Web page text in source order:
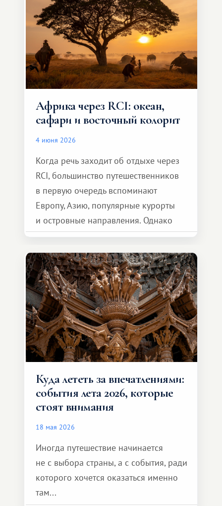
и запоминающееся :)
Африка через RCI: океан,
сафари и восточный колорит
4 июня 2026
Когда речь заходит об отдыхе через
RCI, большинство путешественников
в первую очередь вспоминают
Европу, Азию, популярные курорты
и островные направления. Однако
возможности обменной системы
значительно шире. Среди них есть
и Африка — континент, который
способен подарить совершенно иной
формат путешествия.
Куда лететь за впечатлениями:
события лета 2026, которые
стоят внимания
18 мая 2026
Иногда путешествие начинается
не с выбора страны, а с события, ради
которого хочется оказаться именно
там...